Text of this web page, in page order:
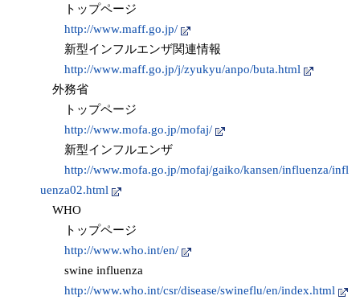
トップページ
http://www.maff.go.jp/
新型インフルエンザ関連情報
http://www.maff.go.jp/j/zyukyu/anpo/buta.html
外務省
トップページ
http://www.mofa.go.jp/mofaj/
新型インフルエンザ
http://www.mofa.go.jp/mofaj/gaiko/kansen/influenza/infl
uenza02.html
WHO
トップページ
http://www.who.int/en/
swine influenza
http://www.who.int/csr/disease/swineflu/en/index.html